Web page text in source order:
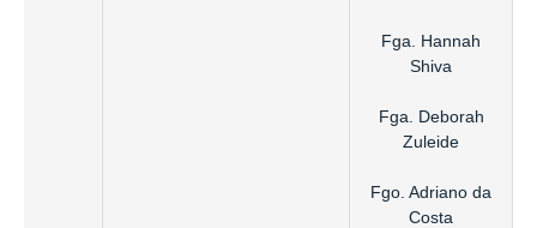
Fga. Hannah
Shiva
Fga. Deborah
Zuleide
Fgo. Adriano da
Costa